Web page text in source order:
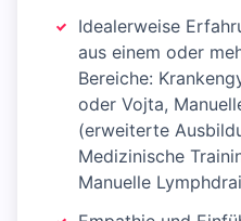
Idealerweise
aus einem oder
Bereiche:
oder Vojta,
(erweiterte
Medizinische
Manuelle